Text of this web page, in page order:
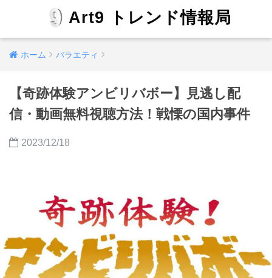
Art9 トレンド情報局
ホーム バラエティ
【奇跡体験アンビリバボー】見逃し配
信・動画無料視聴方法！戦慄の国内事件
2023/12/18